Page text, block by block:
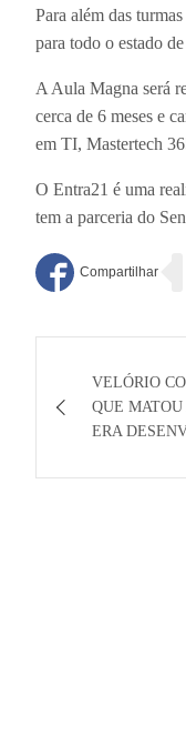
Para além das
para todo o estado
A Aula Magna será
cerca de 6 meses e
em TI, Mastertech
O Entra21 é uma
tem a parceria do
de
Post
VELÓRIO
QUE
ERA